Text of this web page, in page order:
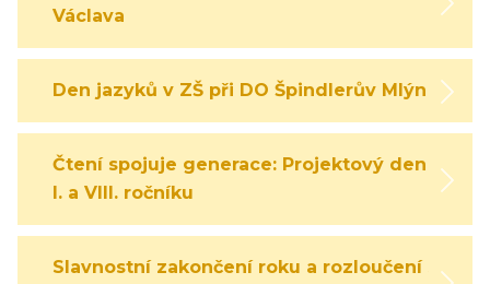
Václava
Den jazyků v ZŠ při DO Špindlerův Mlýn
Čtení spojuje generace: Projektový den
I. a VIII. ročníku
Slavnostní zakončení roku a rozloučení s